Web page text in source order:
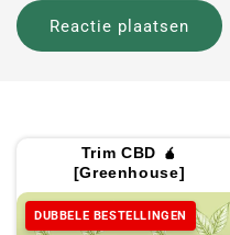
Trim CBD 🧉
[Greenhouse]
DUBBELE BESTELLINGEN